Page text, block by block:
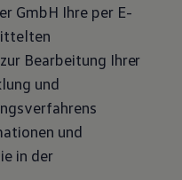
GmbH Ihre per E-
Bearbeitung Ihrer
und
und
in der